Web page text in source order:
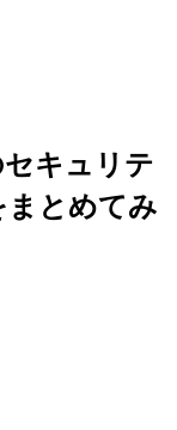
キュリテ
とめてみ